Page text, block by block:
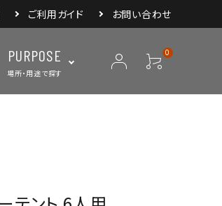
ご利用ガイド お問い合わせ
PURPOSE
場所・用途で探す
0